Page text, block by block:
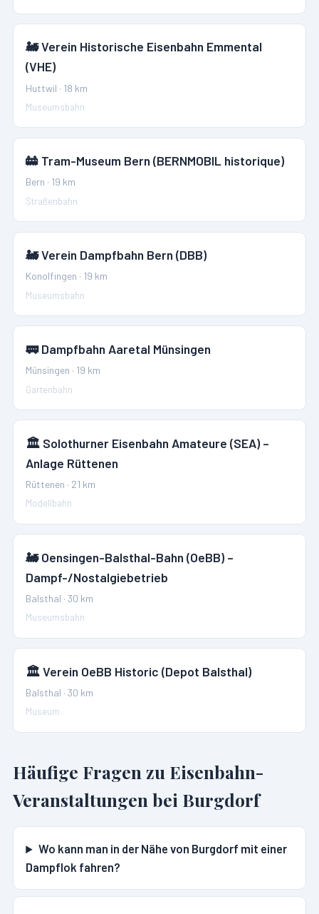
🚂Verein Historische Eisenbahn Emmental
(VHE)
Huttwil · 18 km
Museumsbahn
🚋 Tram-Museum Bern (BERNMOBIL historique)
Bern · 19 km
Straßenbahn
🚂Verein Dampfbahn Bern (DBB)
Konolfingen · 19 km
Museumsbahn
🚃 Dampfbahn Aaretal Münsingen
Münsingen · 19 km
Gartenbahn
🏛️ Solothurner Eisenbahn Amateure (SEA) –
Anlage Rüttenen
Rüttenen · 21 km
Modellbahn
🚂 Oensingen-Balsthal-Bahn (OeBB) –
Dampf-/Nostalgiebetrieb
Balsthal ·30 km
Museumsbahn
🏛️Verein OeBB Historic (Depot Balsthal)
Balsthal ·30 km
Museum
Häufige Fragen zu Eisenbahn-
Veranstaltungen bei Burgdorf
Wo kann man in der Nähe von Burgdorf mit einer
Dampflok fahren?